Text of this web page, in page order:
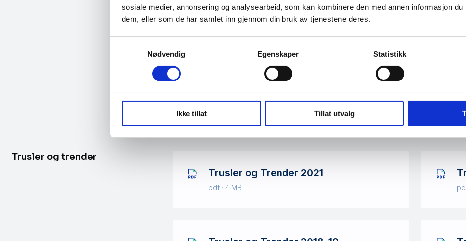
sosiale medier, annonsering og analysearbeid, som kan kombinere den med annen informasjon du
dem, eller som de har samlet inn gjennom din bruk av tjenestene deres.
Nødvendig
Egenskaper Statistikk
Ikke tillat Tillat utvalg
Trusler og trender
Trusler og Trender 2021
pdf · 4 MB